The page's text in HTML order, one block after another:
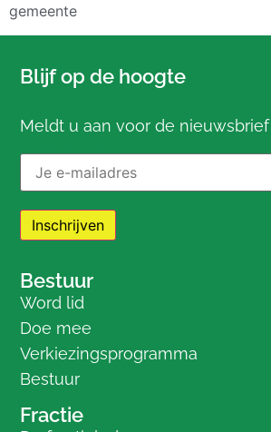
gemeente
Blijf op de hoogte
Meldt u aan voor de nieuwsbrief
Bestuur
Word lid
Doe mee
Verkiezingsprogramma
Bestuur
Fractie